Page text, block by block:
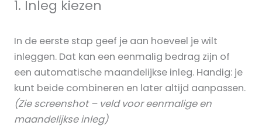
1. Inleg kiezen
In de eerste stap geef je aan hoeveel je wilt
inleggen. Dat kan een eenmalig bedrag zijn of
een automatische maandelijkse inleg. Handig: je
kunt beide combineren en later altijd aanpassen.
(Zie screenshot – veld voor eenmalige en
maandelijkse inleg)